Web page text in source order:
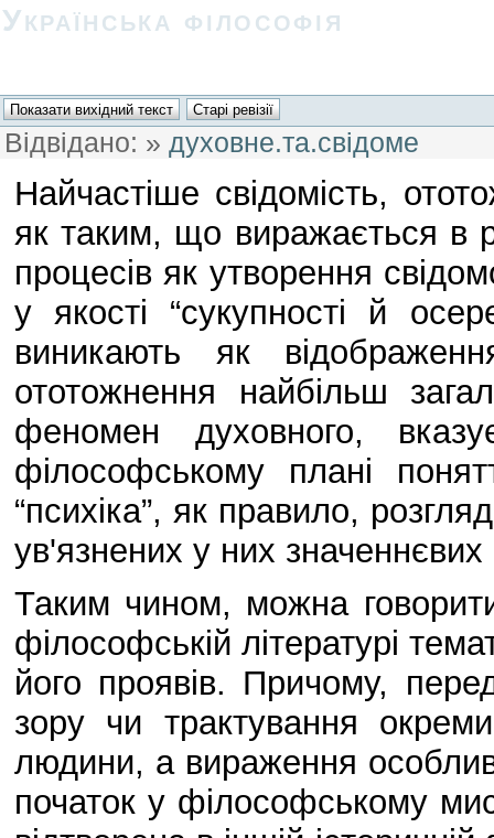
Українська філософія
Відвідано: » духовне.та.свідоме
Найчастіше свідомість,
як таким, що виражається в
процесів як утворення
у якості “сукупності й
виникають як
ототожнення найбільш
феномен духовного,
філософському плані
“психіка”, як правило,
ув'язнених у них значеннєвих
Таким чином, можна
філософській літературі
його проявів. Причому,
зору чи трактування
людини, а вираження
початок у філософському